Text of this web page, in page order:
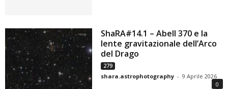
ShaRA#14.1 – Abell 370 e la
lente gravitazionale dell’Arco
del Drago
279
shara.astrophotography - 9 Aprile 2026
0